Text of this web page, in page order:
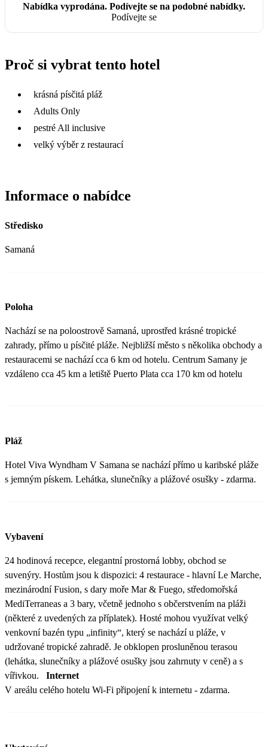
Nabídka vyprodána. Podívejte se na podobné nabídky.
Podívejte se
Proč si vybrat tento hotel
krásná písčitá pláž
Adults Only
pestré All inclusive
velký výběr z restaurací
Informace o nabídce
Středisko
Samaná
Poloha
Nachází se na poloostrově Samaná, uprostřed krásné tropické
zahrady, přímo u písčité pláže. Nejbližší město s několika obchody a
restauracemi se nachází cca 6 km od hotelu. Centrum Samany je
vzdáleno cca 45 km a letiště Puerto Plata cca 170 km od hotelu
Pláž
Hotel Viva Wyndham V Samana se nachází přímo u karibské pláže
s jemným pískem. Lehátka, slunečníky a plážové osušky - zdarma.
Vybavení
24 hodinová recepce, elegantní prostorná lobby, obchod se
suvenýry. Hostům jsou k dispozici: 4 restaurace - hlavní Le Marche,
mezinárodní Fusion, s dary moře Mar & Fuego, středomořská
MediTerraneas a 3 bary, včetně jednoho s občerstvením na pláži
(některé z uvedených za příplatek). Hosté mohou využívat velký
venkovní bazén typu „infinity“, který se nachází u pláže, v
udržované tropické zahradě. Je obklopen prosluněnou terasou
(lehátka, slunečníky a plážové osušky jsou zahrnuty v ceně) a s
vířivkou. Internet
V areálu celého hotelu Wi-Fi připojení k internetu - zdarma.